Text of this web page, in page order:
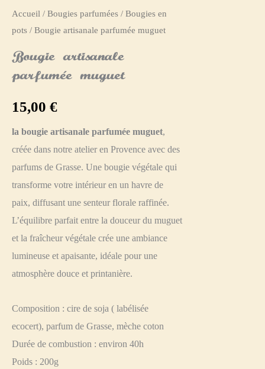
Accueil / Bougies parfumées / Bougies en
pots / Bougie artisanale parfumée muguet
Bougie artisanale
parfumée muguet
15,00 €
la bougie artisanale parfumée muguet,
créée dans notre atelier en Provence avec des
parfums de Grasse. Une bougie végétale qui
transforme votre intérieur en un havre de
paix, diffusant une senteur florale raffinée.
L’équilibre parfait entre la douceur du muguet
et la fraîcheur végétale crée une ambiance
lumineuse et apaisante, idéale pour une
atmosphère douce et printanière.
Composition : cire de soja ( labélisée
ecocert), parfum de Grasse, mèche coton
Durée de combustion : environ 40h
Poids : 200g